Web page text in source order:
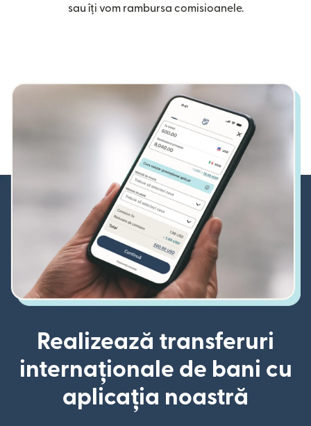
sau îți vom rambursa comisioanele.
Realizează transferuri
internaționale de bani cu
aplicația noastră